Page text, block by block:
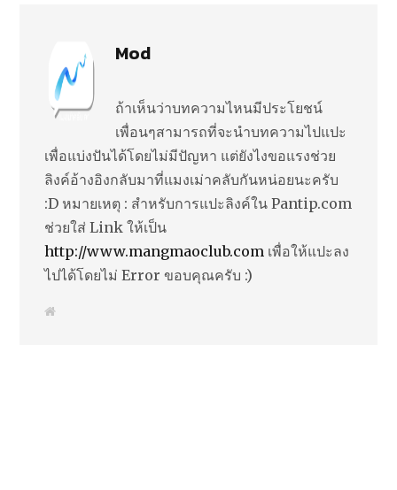
Mod
ถ้าเห็นว่าบทความไหนมีประโยชน์
เพื่อนๆสามารถที่จะนำบทความไปแปะ
เพื่อแบ่งปันได้โดยไม่มีปัญหา แต่ยังไงขอแรงช่วย
ลิงค์อ้างอิงกลับมาที่แมงเม่าคลับกันหน่อยนะครับ
:D หมายเหตุ : สำหรับการแปะลิงค์ใน Pantip.com
ช่วยใส่ Link ให้เป็น
http://www.mangmaoclub.com เพื่อให้แปะลง
ไปได้โดยไม่ Error ขอบคุณครับ :)